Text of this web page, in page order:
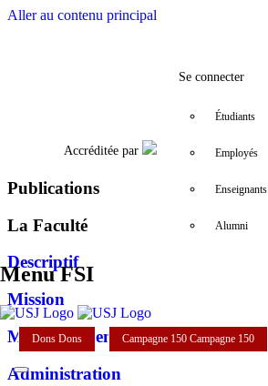
Aller au contenu principal
FacebookTwitter
Accréditée par
Se connecter
Étudiants
Employés
Enseignants
Alumni
Menu FSI
Dons Dons Campagne 150 Campagne 150
Publications
La Faculté
Descriptif
Mission
Mot du doyen
Administration